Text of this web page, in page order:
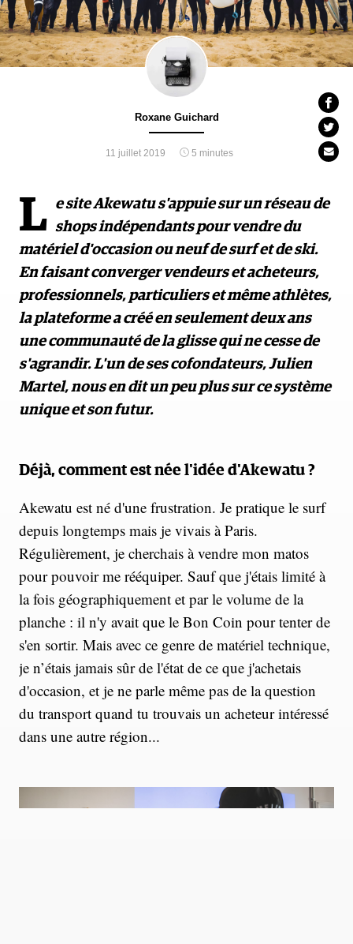
Roxane Guichard
11 juillet 2019 5 minutes
L e site Akewatu s'appuie sur un réseau de
shops indépendants pour vendre du
matériel d'occasion ou neuf de surf et de ski.
En faisant converger vendeurs et acheteurs,
professionnels, particuliers et même athlètes,
la plateforme a créé en seulement deux ans
une communauté de la glisse qui ne cesse de
s'agrandir. L'un de ses cofondateurs, Julien
Martel, nous en dit un peu plus sur ce système
unique et son futur.
Déjà, comment est née l'idée d'Akewatu ?
Akewatu est né d'une frustration. Je pratique le surf
depuis longtemps mais je vivais à Paris.
Régulièrement, je cherchais à vendre mon matos
pour pouvoir me rééquiper. Sauf que j'étais limité à
la fois géographiquement et par le volume de la
planche : il n'y avait que le Bon Coin pour tenter de
s'en sortir. Mais avec ce genre de matériel technique,
je n’étais jamais sûr de l'état de ce que j'achetais
d'occasion, et je ne parle même pas de la question
du transport quand tu trouvais un acheteur intéressé
dans une autre région...